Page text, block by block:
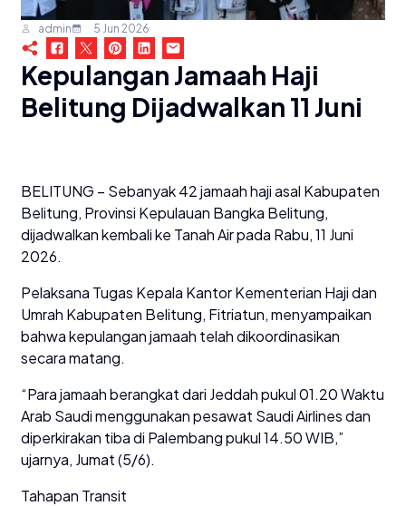
admin 5 Jun 2026
Kepulangan Jamaah Haji
Belitung Dijadwalkan 11 Juni
BELITUNG – Sebanyak 42 jamaah haji asal Kabupaten
Belitung, Provinsi Kepulauan Bangka Belitung,
dijadwalkan kembali ke Tanah Air pada Rabu, 11 Juni
2026.
Pelaksana Tugas Kepala Kantor Kementerian Haji dan
Umrah Kabupaten Belitung, Fitriatun, menyampaikan
bahwa kepulangan jamaah telah dikoordinasikan
secara matang.
“Para jamaah berangkat dari Jeddah pukul 01.20 Waktu
Arab Saudi menggunakan pesawat Saudi Airlines dan
diperkirakan tiba di Palembang pukul 14.50 WIB,”
ujarnya, Jumat (5/6).
Tahapan Transit